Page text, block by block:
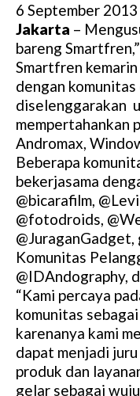
6 September
Jakarta –
bareng
Smartfren
dengan
diselenggarakan
mempertahankan
Andromax,
Beberapa
bekerjasama
@bicarafilm,
@fotodroids,
Komunitas
@IDAndography,
“Kami percaya
komunitas
karenanya kami
dapat menjadi
produk dan
gelar sebagai